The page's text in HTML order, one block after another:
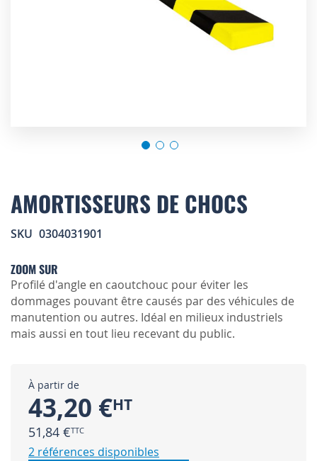
to
the
of
images
gallery
AMORTISSEURS DE CHOCS
SKU 0304031901
ZOOM SUR
Profilé d'angle en caoutchouc pour éviter les
dommages pouvant être causés par des véhicules de
manutention ou autres. Idéal en milieux industriels
mais aussi en tout lieu recevant du public.
À partir de
43,20 €
51,84 €
2 références disponibles